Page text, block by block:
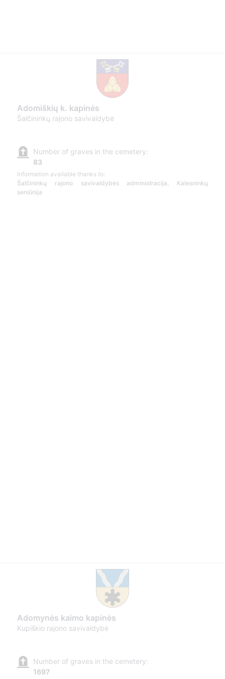
Adomiškių k. kapinės
Šalčininkų rajono savivaldybė
Number of graves in the cemetery:
83
Information available thanks to:
Šalčininkų rajono savivaldybės administracija, Kalesninkų
seniūnija
Adomynės kaimo kapinės
Kupiškio rajono savivaldybė
Number of graves in the cemetery:
1697